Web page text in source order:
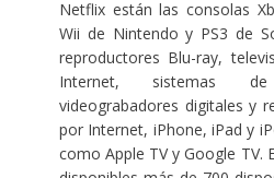
Netflix están las consolas
Wii de Nintendo y PS3 de
reproductores Blu-ray,
Internet, sistemas
videograbadores digitales y
por Internet, iPhone, iPad y
como Apple TV y Google TV.